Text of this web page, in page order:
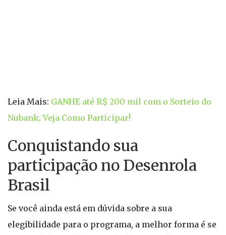
Leia Mais: GANHE até R$ 200 mil com o Sorteio do
Nubank; Veja Como Participar!
Conquistando sua
participação no Desenrola
Brasil
Se você ainda está em dúvida sobre a sua
elegibilidade para o programa, a melhor forma é se